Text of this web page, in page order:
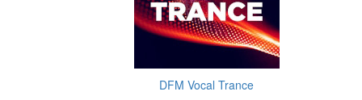
DFM Vocal Trance